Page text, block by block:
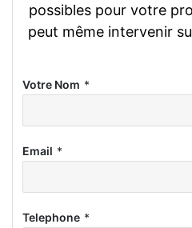
possibles pour votre
peut même intervenir
Votre Nom *
Email *
Telephone *